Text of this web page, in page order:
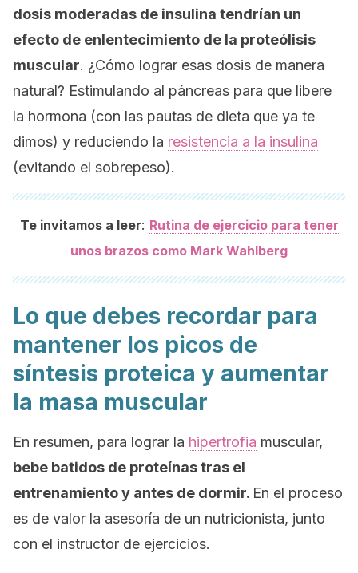
dosis moderadas de insulina tendrían un
efecto de enlentecimiento de la proteólisis
muscular. ¿Cómo lograr esas dosis de manera
natural? Estimulando al páncreas para que libere
la hormona (con las pautas de dieta que ya te
dimos) y reduciendo la resistencia a la insulina
(evitando el sobrepeso).
Te invitamos a leer: Rutina de ejercicio para tener
unos brazos como Mark Wahlberg
Lo que debes recordar para
mantener los picos de
síntesis proteica y aumentar
la masa muscular
En resumen, para lograr la hipertrofia muscular,
bebe batidos de proteínas tras el
entrenamiento y antes de dormir. En el proceso
es de valor la asesoría de un nutricionista, junto
con el instructor de ejercicios.